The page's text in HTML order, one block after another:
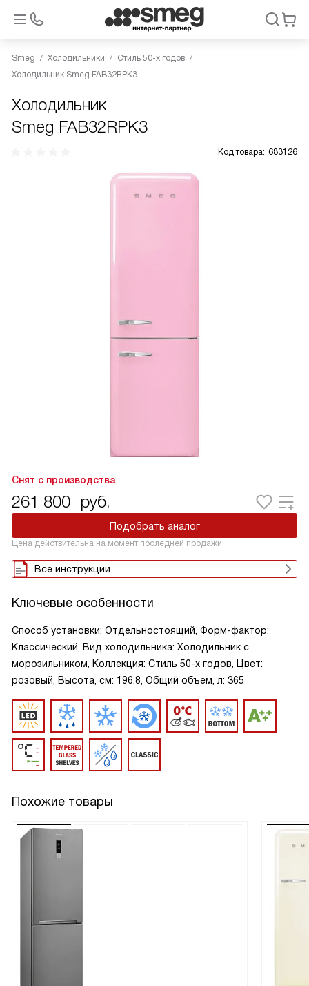
Smeg Холодильники
Стиль 50-х годов
Холодильник Smeg FAB32RPK3
Холодильник
Smeg FAB32RPK3
Код товара: 683126
Снят с производства
261 800 руб.
Подобрать аналог
Цена действительна на момент последней продажи
Все инструкции
Ключевые особенности
Способ установки: Отдельностоящий, Форм-фактор:
Классический, Вид холодильника: Холодильник с
морозильником, Коллекция: Стиль 50-х годов, Цвет:
розовый, Высота, см: 196.8, Общий объем, л: 365
Похожие товары